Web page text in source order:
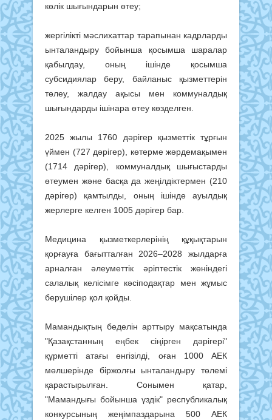
көлік шығындарын өтеу;
жергілікті мәслихаттар тарапынан кадрларды
ынталандыру бойынша қосымша шаралар
қабылдау, оның ішінде қосымша
субсидиялар беру, байланыс қызметтерін
төлеу, жалдау ақысы мен коммуналдық
шығындарды ішінара өтеу көзделген.
2025 жылы 1760 дәрігер қызметтік тұрғын
үймен (727 дәрігер), көтерме жәрдемақымен
(1714 дәрігер), коммуналдық шығыстарды
өтеумен және басқа да жеңілдіктермен (210
дәрігер) қамтылды, оның ішінде ауылдық
жерлерге келген 1005 дәрігер бар.
Медицина қызметкерлерінің құқықтарын
қорғауға бағытталған 2026–2028 жылдарға
арналған әлеуметтік әріптестік жөніндегі
салалық келісімге кәсіподақтар мен жұмыс
берушілер қол қойды.
Мамандықтың беделін арттыру мақсатында
"Қазақстанның еңбек сіңірген дәрігері"
құрметті атағы енгізілді, оған 1000 АЕК
мөлшерінде біржолғы ынталандыру төлемі
қарастырылған. Сонымен қатар,
"Мамандығы бойынша үздік" республикалық
конкурсының жеңімпаздарына 500 АЕК